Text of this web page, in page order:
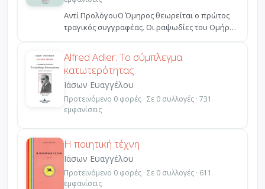
Αντί ΠρολόγουΟ Όμηρος θεωρείται ο πρώτος
τραγικός συγγραφέας. Οι ραψωδίες του Ομήρου
δεν έχουν μόνο ...
Alfred Adler: Το σύμπλεγμα
κατωτερότητας
Ιάσων Ευαγγέλου
Προτεινόμενο 0 φορές · Σε 0 συλλογές · 731
εμφανίσεις
Η ποιητική τέχνη
Ιάσων Ευαγγέλου
Προτεινόμενο 0 φορές · Σε 0 συλλογές · 611
εμφανίσεις